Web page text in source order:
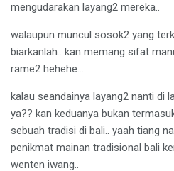
mengudarakan layang2 mereka..
walaupun muncul sosok2 yang
biarkanlah.. kan memang sifat
rame2 hehehe…
kalau seandainya layang2 nanti di
ya?? kan keduanya bukan
sebuah tradisi di bali.. yaah tiang
penikmat mainan tradisional bali
wenten iwang..